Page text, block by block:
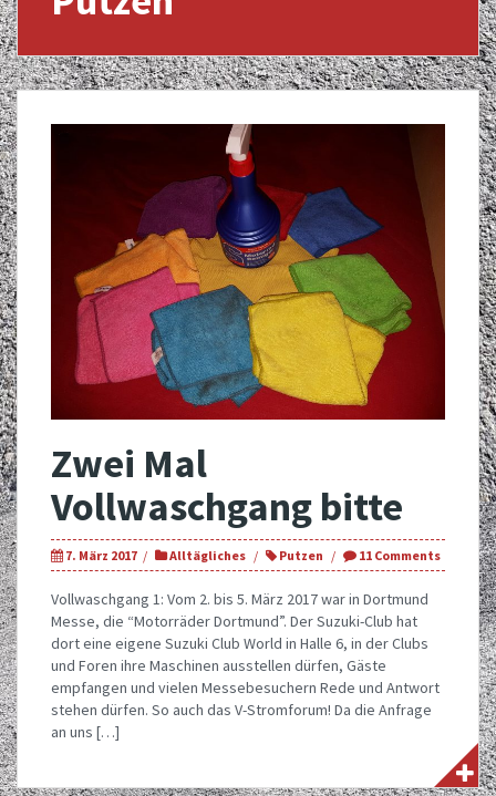
Zwei Mal
Vollwaschgang bitte
7. März 2017 Alltägliches Putzen 11 Comments
Vollwaschgang 1: Vom 2. bis 5. März 2017 war in Dortmund
Messe, die “Motorräder Dortmund”. Der Suzuki-Club hat
dort eine eigene Suzuki Club World in Halle 6, in der Clubs
und Foren ihre Maschinen ausstellen dürfen, Gäste
empfangen und vielen Messebesuchern Rede und Antwort
stehen dürfen. So auch das V-Stromforum! Da die Anfrage
an uns […]